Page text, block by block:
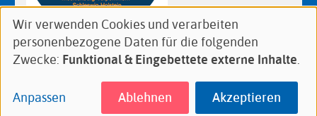
Follow
on:
Facebook
Footer
Datenschutz Impressum
Verwendung
von
personenbezogenen
und
Wir verwenden Cookies und verarbeiten
personenbezogene Daten für die folgenden
Zwecke: Funktional & Eingebettete externe Inhalte.
Anpassen Ablehnen Akzeptieren